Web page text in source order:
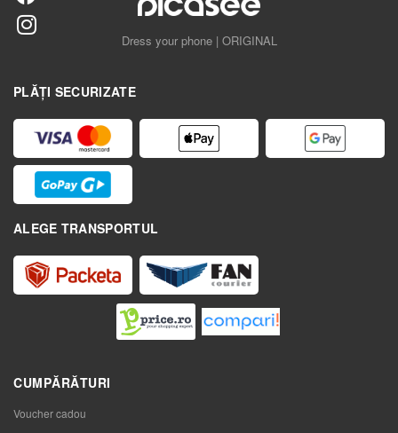
Dress your phone | ORIGINAL
PLĂȚI SECURIZATE
ALEGE TRANSPORTUL
CUMPĂRĂTURI
Voucher cadou